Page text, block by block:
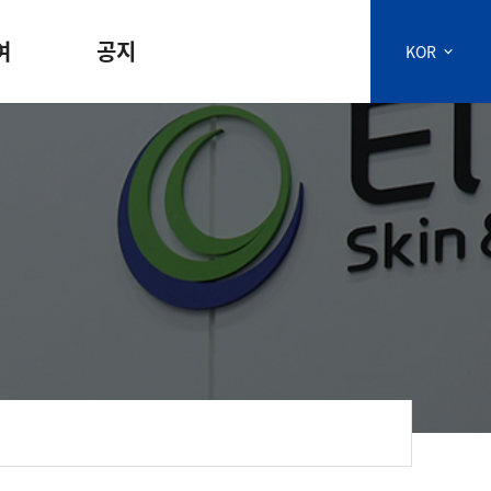
공지 KOR